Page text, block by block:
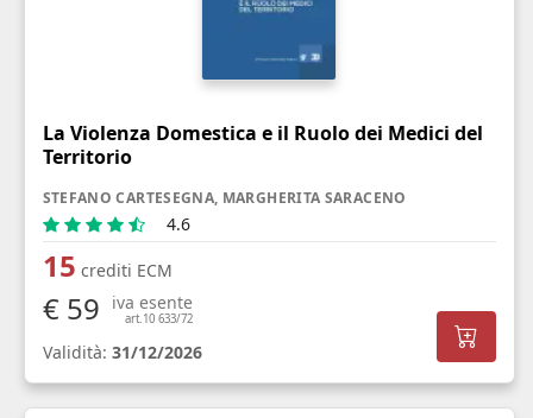
La Violenza Domestica e il Ruolo dei Medici del
Territorio
STEFANO CARTESEGNA, MARGHERITA SARACENO
4.6
15 crediti ECM
€ 59 iva esente
art.10 633/72
Validità: 31/12/2026